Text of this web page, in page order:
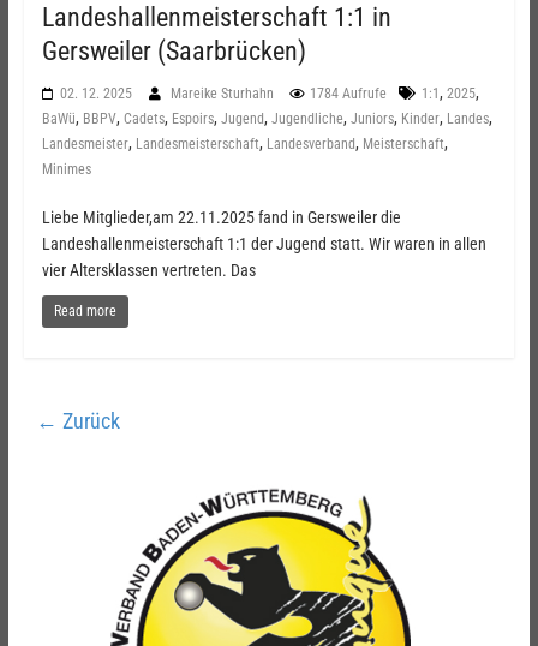
Landeshallenmeisterschaft 1:1 in
Gersweiler (Saarbrücken)
02. 12. 2025 Mareike Sturhahn 1784 Aufrufe 1:1, 2025,
BaWü, BBPV, Cadets, Espoirs, Jugend, Jugendliche, Juniors, Kinder, Landes,
Landesmeister, Landesmeisterschaft, Landesverband, Meisterschaft,
Minimes
Liebe Mitglieder,am 22.11.2025 fand in Gersweiler die
Landeshallenmeisterschaft 1:1 der Jugend statt. Wir waren in allen
vier Altersklassen vertreten. Das
Read more
← Zurück